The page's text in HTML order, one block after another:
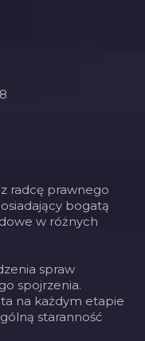
radcę prawnego
bogatą
w różnych
spraw
spojrzenia.
na każdym etapie
staranność